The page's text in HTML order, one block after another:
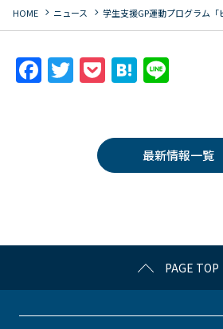
HOME chevron_right ニュース chevron_right 学生支援GP運動プログラム「
F
k
T
er
P
k
et
H
n
a
最新情報一覧
PAGE TOP